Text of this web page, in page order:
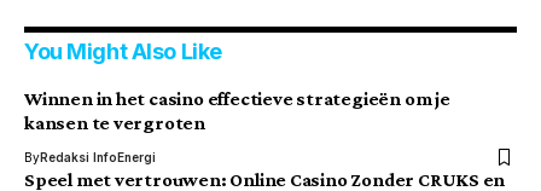
You Might Also Like
Winnen in het casino effectieve strategieën om je
kansen te vergroten
ByRedaksi InfoEnergi
Speel met vertrouwen: Online Casino Zonder CRUKS en